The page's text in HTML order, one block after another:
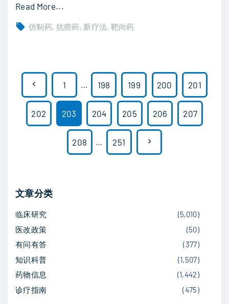
线
治
破
？
D
E
T
Read More...
1
3
1
儿
仿制药 抗癌药 新疗法 靶向药
文
章
分
P
e
o
u
s
p
a
1 … 198 199 200 201
202 203 204 205 206 207
208 … 251 N
文章分类
临床研究 (5,010)
(50)
医改政策
(377)
有问有答
知识科普
(1,507)
药物信息
(1,442)
(475)
诊疗指南